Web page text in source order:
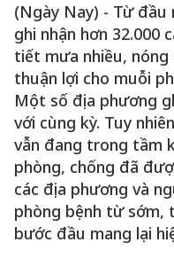
(Ngày Nay) - Từ đầu
ghi nhận hơn 32.000
tiết mưa nhiều,
thuận lợi cho muỗi
Một số địa phương
với cùng kỳ. Tuy
vẫn đang trong tầm
phòng, chống đã
các địa phương và
phòng bệnh từ sớm,
bước đầu mang lại